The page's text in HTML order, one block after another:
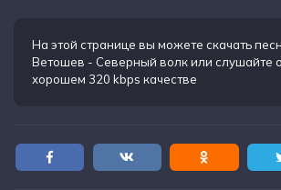
На этой странице вы можете скачать
Ветошев - Северный волкили слушайте
хорошем 320 kbps качестве